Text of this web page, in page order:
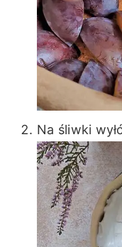
Na śliwki